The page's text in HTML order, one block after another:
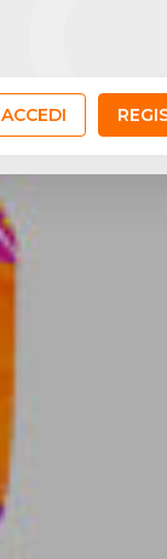
ACCEDI